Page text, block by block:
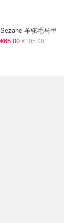
Sezane 羊驼毛马甲
€65.00 €105.00